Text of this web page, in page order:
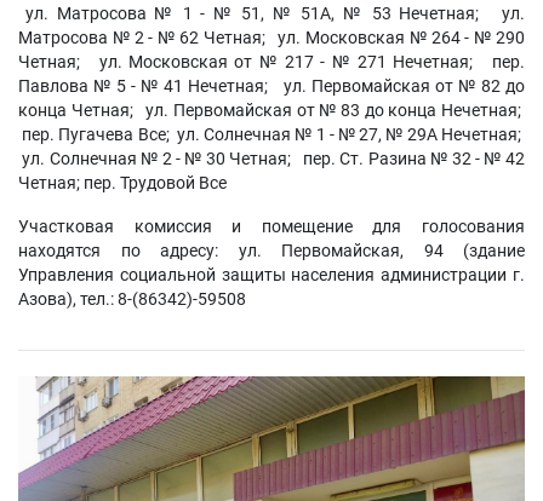
ул. Матросова № 1 - № 51, № 51А, № 53 Нечетная; ул.
Матросова № 2 - № 62 Четная; ул. Московская № 264 - № 290
Четная; ул. Московская от № 217 - № 271 Нечетная; пер.
Павлова № 5 - № 41 Нечетная; ул. Первомайская от № 82 до
конца Четная; ул. Первомайская от № 83 до конца Нечетная;
пер. Пугачева Все; ул. Солнечная № 1 - № 27, № 29А Нечетная;
ул. Солнечная № 2 - № 30 Четная; пер. Ст. Разина № 32 - № 42
Четная; пер. Трудовой Все
Участковая комиссия и помещение для голосования
находятся по адресу: ул. Первомайская, 94 (здание
Управления социальной защиты населения администрации г.
Азова), тел.: 8-(86342)-59508